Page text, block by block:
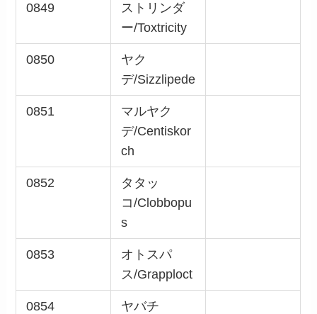
0849
ストリンダ
ー/Toxtricity
0850
ヤク
デ/Sizzlipede
0851
マルヤク
デ/Centiskor
ch
0852
タタッ
コ/Clobbopu
s
0853
オトスパ
ス/Grapploct
0854
ヤバチ